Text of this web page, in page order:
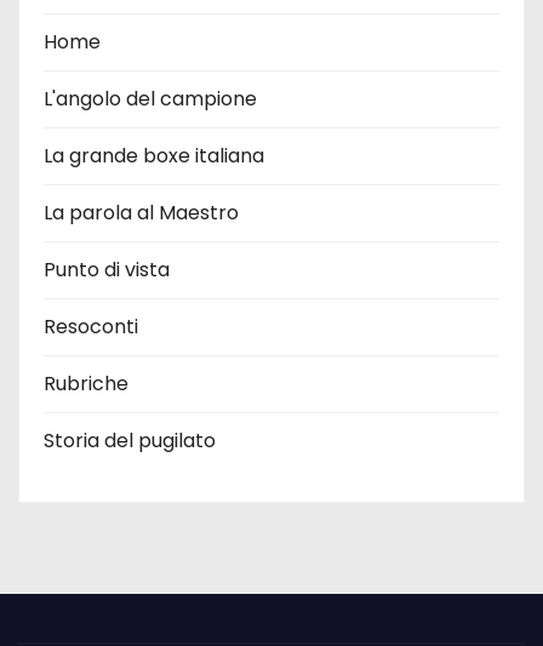
Home
L'angolo del campione
La grande boxe italiana
La parola al Maestro
Punto di vista
Resoconti
Rubriche
Storia del pugilato